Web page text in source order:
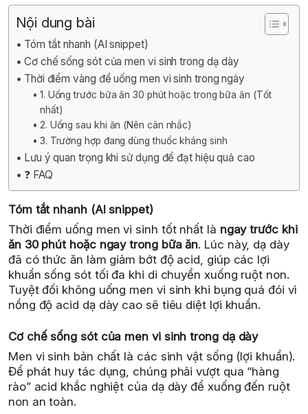
Nội dung bài
Tóm tắt nhanh (AI snippet)
Cơ chế sống sót của men vi sinh trong dạ dày
Thời điểm vàng để uống men vi sinh trong ngày
1. Uống trước bữa ăn 30 phút hoặc trong bữa ăn (Tốt
nhất)
2. Uống sau khi ăn (Nên cân nhắc)
3. Trường hợp đang dùng thuốc kháng sinh
Lưu ý quan trọng khi sử dụng để đạt hiệu quả cao
❓ FAQ
Tóm tắt nhanh (AI snippet)
Thời điểm uống men vi sinh tốt nhất là ngay trước khi
ăn 30 phút hoặc ngay trong bữa ăn. Lúc này, dạ dày
đã có thức ăn làm giảm bớt độ acid, giúp các lợi
khuẩn sống sót tối đa khi di chuyển xuống ruột non.
Tuyệt đối không uống men vi sinh khi bụng quá đói vì
nồng độ acid dạ dày cao sẽ tiêu diệt lợi khuẩn.
Cơ chế sống sót của men vi sinh trong dạ dày
Men vi sinh bản chất là các sinh vật sống (lợi khuẩn).
Để phát huy tác dụng, chúng phải vượt qua “hàng
rào” acid khắc nghiệt của dạ dày để xuống đến ruột
non an toàn.